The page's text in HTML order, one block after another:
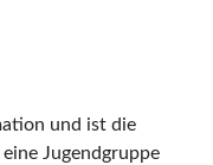
und ist die
Jugendgruppe